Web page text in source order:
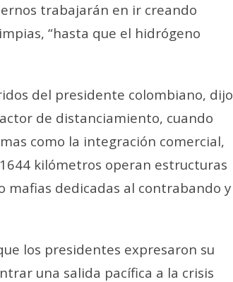
trabajarán en ir creando
“hasta que el hidrógeno
del presidente colombiano, dijo
de distanciamiento, cuando
como la integración comercial,
kilómetros operan estructuras
mafias dedicadas al contrabando y
los presidentes expresaron su
una salida pacífica a la crisis